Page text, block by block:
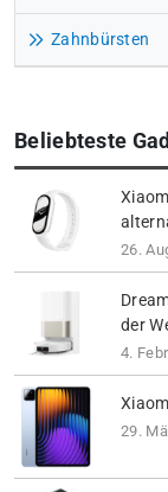
Zahnbürsten
Beliebteste
26.
der
4.
29.